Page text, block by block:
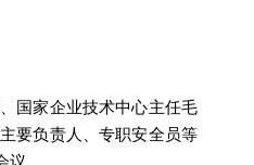
国家企业技术中心主任毛
要负责人、专职安全员等